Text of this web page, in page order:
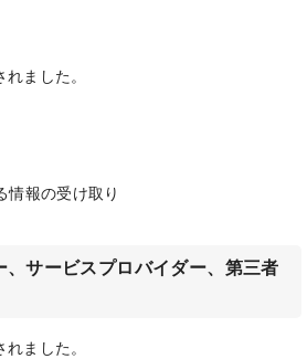
ました。
情報の受け取り
、サービスプロバイダー、第三者
ました。